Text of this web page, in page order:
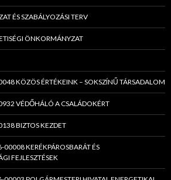
ÉS SZABÁLYOZÁSI TERV
ÖNKORMÁNYZAT
KÖZÖS ÉRTÉKEINK – SOKSZÍNŰ TÁRSADALOM
VÉDŐHÁLÓ A CSALÁDOKÉRT
BIZTOS KEZDET
KERÉKPÁROSBARÁT ÉS
FEJLESZTÉSEK